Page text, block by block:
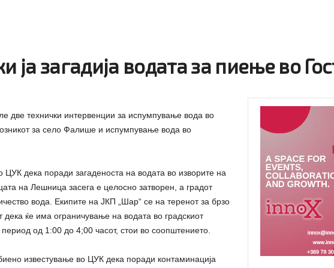
ја загадија водата за пиење во
две технички интервенции за испумпување вода во
за село Фалише и испумпување вода во
дека поради загаденоста на водата во изворите на
на Лешница засега е целосно затворен, а градот
вода. Екипите на ЈКП „Шар“ се на теренот за брзо
ќе има ограничување на водата во градскиот
од 1:00 до 4;00 часот, стои во соопштението.
известување во ЦУК дека поради контаминација